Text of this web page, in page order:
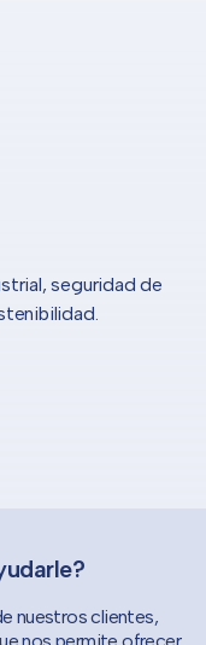
seguridad de
nuestros clientes,
nos permite ofrecer